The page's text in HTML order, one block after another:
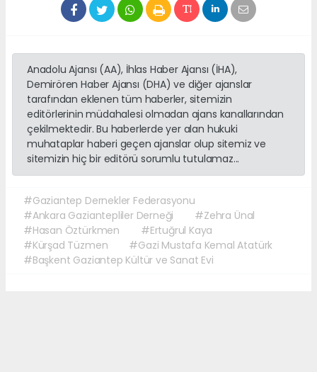
Anadolu Ajansı (AA), İhlas Haber Ajansı (İHA),
Demirören Haber Ajansı (DHA) ve diğer ajanslar
tarafından eklenen tüm haberler, sitemizin
editörlerinin müdahalesi olmadan ajans kanallarından
çekilmektedir. Bu haberlerde yer alan hukuki
muhataplar haberi geçen ajanslar olup sitemiz ve
sitemizin hiç bir editörü sorumlu tutulamaz...
#Gaziantep Dernekler Federasyonu
#Ankara Gaziantepliler Derneği
#Zehra Ünal
#Hasan Öztürkmen
#Ertuğrul Kaya
#Kürşad Tüzmen
#Gazi Mustafa Kemal Atatürk
#Başkent Gaziantep Kültür ve Sanat Evi